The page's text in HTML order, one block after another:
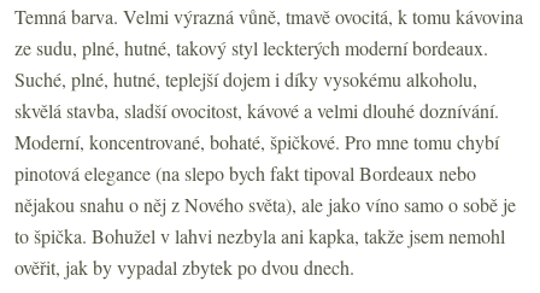
Temná barva. Velmi výrazná vůně, tmavě ovocitá, k tomu kávovina
ze sudu, plné, hutné, takový styl leckterých moderní bordeaux.
Suché, plné, hutné, teplejší dojem i díky vysokému alkoholu,
skvělá stavba, sladší ovocitost, kávové a velmi dlouhé doznívání.
Moderní, koncentrované, bohaté, špičkové. Pro mne tomu chybí
pinotová elegance (na slepo bych fakt tipoval Bordeaux nebo
nějakou snahu o něj z Nového světa), ale jako víno samo o sobě je
to špička. Bohužel v lahvi nezbyla ani kapka, takže jsem nemohl
ověřit, jak by vypadal zbytek po dvou dnech.